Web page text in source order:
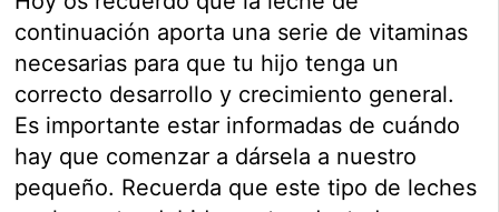
continuación aporta una serie de vitaminas
necesarias para que tu hijo tenga un
correcto desarrollo y crecimiento general.
Es importante estar informadas de cuándo
hay que comenzar a dársela a nuestro
pequeño. Recuerda que este tipo de leches